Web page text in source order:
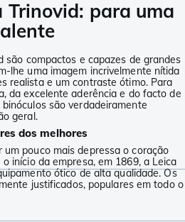
Trinovid: para uma
são compactos e capazes de grandes
lhe uma imagem incrivelmente nítida
realista e um contraste ótimo. Para
da excelente aderência e do facto de
são verdadeiramente
geral.
dos melhores
pouco mais depressa o coração
início da empresa, em 1869, a Leica
ótico de alta qualidade. Os
justificados, populares em todo o